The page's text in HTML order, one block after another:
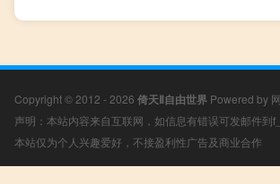
Copyright © 2012 - 2026 倚天Ⅱ自由世界 Powered by
声明：本站内容来自互联网，如信息有错误可发邮件
本站仅为个人兴趣爱好，不接盈利性广告及商业合作